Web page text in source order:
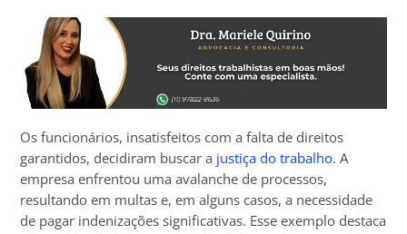
Os funcionários, insatisfeitos com a falta de direitos
garantidos, decidiram buscar a justiça do trabalho. A
empresa enfrentou uma avalanche de processos,
resultando em multas e, em alguns casos, a necessidade
de pagar indenizações significativas. Esse exemplo destaca